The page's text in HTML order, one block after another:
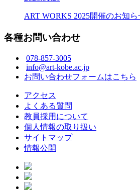
ART WORKS 2025開催のお知ら
各種お問い合わせ
078-857-3005
info@art-kobe.ac.jp
お問い合わせフォームはこちら
アクセス
よくある質問
教員採用について
個人情報の取り扱い
サイトマップ
情報公開